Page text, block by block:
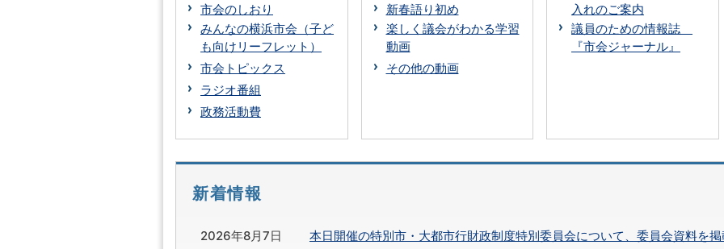
市会のしおり
みんなの横浜市会（子ど
も向けリーフレット）
市会トピックス
ラジオ番組
政務活動費
新春語り初め
楽しく議会がわかる学習
動画
その他の動画
入れのご案内
議員のための情報誌
『市会ジャーナル』
新着情報
2026年8月7日
本日開催の特別市・大都市行財政制度特別委員会について、委員会資料を掲